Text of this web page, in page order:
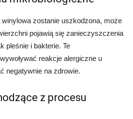
zostanie uszkodzona, może
pojawią się zanieczyszczenia
pleśnie i bakterie. Te
reakcje alergiczne u
negatywnie na zdrowie.
z procesu